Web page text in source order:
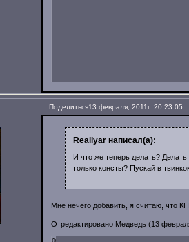
Поделиться13 февраля, 2011г. 20:23:05
Reallyar написал(а):
И что же теперь делать?
только консты? Пускай в
Мне нечего добавить, я считаю, что
Отредактировано Медведь (13